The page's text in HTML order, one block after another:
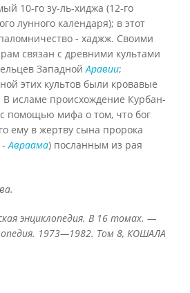
10-го зу-ль-хиджа (12-го
лунного календаря); в этот
- хаджж. Своими
связан с древними культами
Западной Аравии;
этих культов были кровавые
исламе происхождение Курбан-
помощью мифа о том, что бог
ему в жертву сына пророка
Авраама) посланным из рая
энциклопедия. В 16 томах. —
1973—1982. Том 8, КОШАЛА